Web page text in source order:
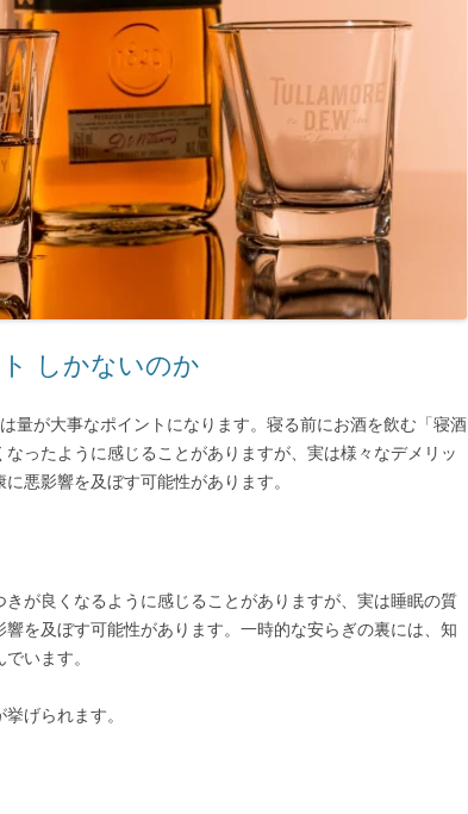
しかないのか
量が大事なポイントになります。寝る前にお酒を飲む「寝酒
なったように感じることがありますが、実は様々なデメリッ
悪影響を及ぼす可能性があります。
が良くなるように感じることがありますが、実は睡眠の質
を及ぼす可能性があります。一時的な安らぎの裏には、知
います。
げられます。